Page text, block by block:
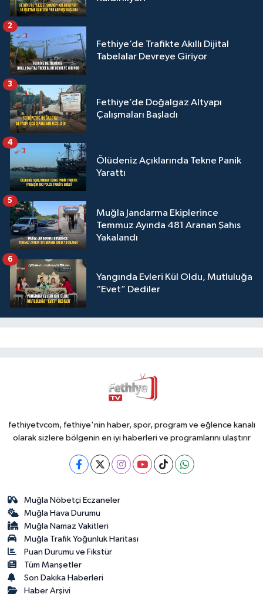
Fethiye’de Trafikte Akıllı Dijital
Tabelalar Devreye Giriyor
2
Fethiye’de Doğalgaz Altyapı
Çalışmaları Başladı
3
Ölüdeniz Açıklarında Tekne Panik
Yarattı
4
Muğla Jandarma Ekiplerince
Temmuz Ayında 481 Aranan Şahıs
Yakalandı
5
Yangında Evleri Kül Oldu, Mutluluğa
“Evet” Dediler
6
fethiyetvcom, fethiye'nin haber, spor, program ve eğlence kanalı
olarak sizlere bölgenin en iyi haberleri ve programlarını ulaştırır
Muğla Nöbetçi Eczaneler
Muğla Hava Durumu
Muğla Namaz Vakitleri
Muğla Trafik Yoğunluk Haritası
Puan Durumu ve Fikstür
Tüm Manşetler
Son Dakika Haberleri
Haber Arşivi